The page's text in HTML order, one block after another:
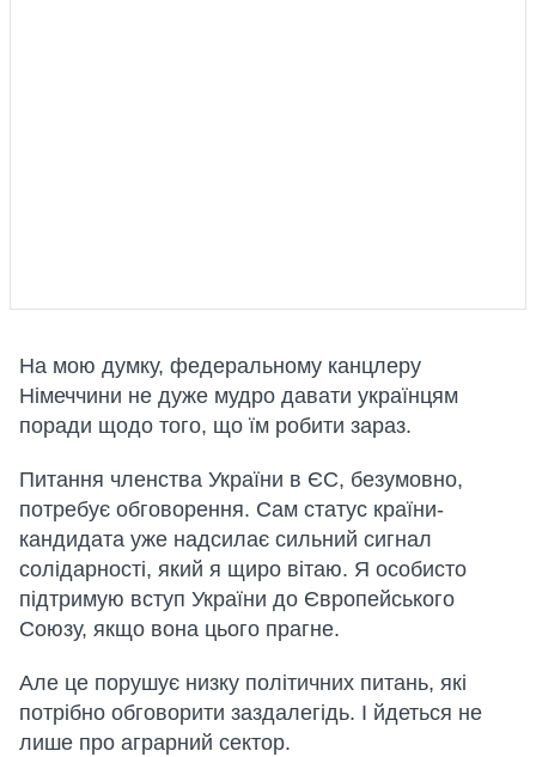
На мою думку, федеральному канцлеру
Німеччини не дуже мудро давати українцям
поради щодо того, що їм робити зараз.
Питання членства України в ЄС, безумовно,
потребує обговорення. Сам статус країни-
кандидата уже надсилає сильний сигнал
солідарності, який я щиро вітаю. Я особисто
підтримую вступ України до Європейського
Союзу, якщо вона цього прагне.
Але це порушує низку політичних питань, які
потрібно обговорити заздалегідь. І йдеться не
лише про аграрний сектор.